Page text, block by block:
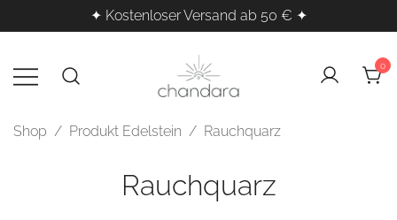
✦ Kostenloser Versand ab 50 € ✦
Inhalt
springen
Chandara – Esoterischer
Kristalle, Räucherwerk & Klangheilung
0
Shop / Produkt Edelstein / Rauchquarz
Rauchquarz